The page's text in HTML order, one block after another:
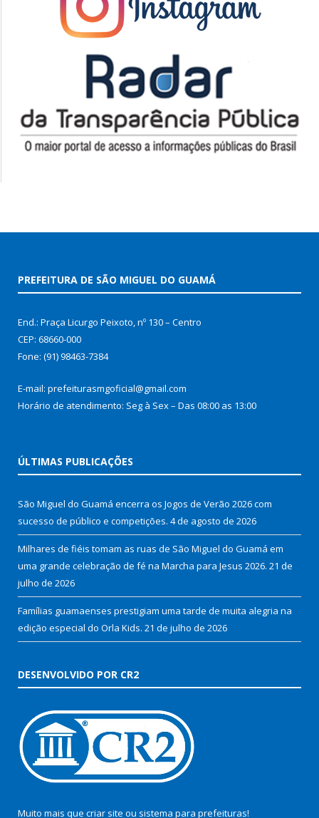
PREFEITURA DE SÃO MIGUEL DO GUAMÁ
End.: Praça Licurgo Peixoto, nº 130 – Centro
CEP: 68660-000
Fone: (91) 98463-7384
E-mail: prefeiturasmgoficial@gmail.com
Horário de atendimento: Seg à Sex – Das 08:00 as 13:00
ÚLTIMAS PUBLICAÇÕES
São Miguel do Guamá encerra os Jogos de Verão 2026 com
sucesso de público e competições. 4 de agosto de 2026
Milhares de fiéis tomam as ruas de São Miguel do Guamá em
uma grande celebração de fé na Marcha para Jesus 2026. 21 de
julho de 2026
Famílias guamaenses prestigiam uma tarde de muita alegria na
edição especial do Orla Kids. 21 de julho de 2026
DESENVOLVIDO POR CR2
Muito mais que criar site ou sistema para prefeituras!